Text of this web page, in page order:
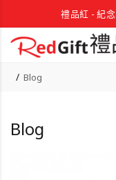
禮品紅 - 紀
Blog
Blog